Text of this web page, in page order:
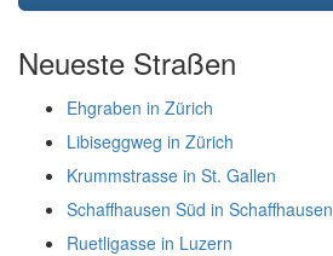
Neueste Straßen
Ehgraben in Zürich
Libiseggweg in Zürich
Krummstrasse in St. Gallen
Schaffhausen Süd in Schaffhausen
Ruetligasse in Luzern